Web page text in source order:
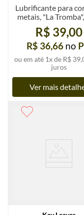
Lubrificante para
metais, "La Tromba",
de 3g, un.
R$ 39,00
R$ 36,66 no
ou em até 1x de R$
juros
Ver mais